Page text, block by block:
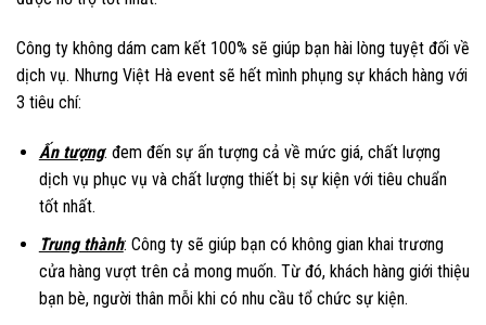
Công ty không dám cam kết 100% sẽ giúp bạn hài lòng tuyệt đối về
dịch vụ. Nhưng Việt Hà event sẽ hết mình phụng sự khách hàng với
3 tiêu chí:
Ấn tượng: đem đến sự ấn tượng cả về mức giá, chất lượng
dịch vụ phục vụ và chất lượng thiết bị sự kiện với tiêu chuẩn
tốt nhất.
Trung thành: Công ty sẽ giúp bạn có không gian khai trương
cửa hàng vượt trên cả mong muốn. Từ đó, khách hàng giới thiệu
bạn bè, người thân mỗi khi có nhu cầu tổ chức sự kiện.